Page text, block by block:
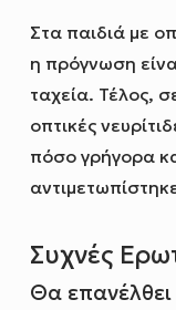
Στα παιδιά με
η πρόγνωση
ταχεία. Τέλος,
οπτικές
πόσο γρήγορα
Συχνές
Θα